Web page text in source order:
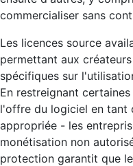
commercialiser sans
Les licences source
permettant aux
spécifiques sur
En restreignant
l'offre du logiciel en tant
appropriée - les
monétisation non
protection garantit que